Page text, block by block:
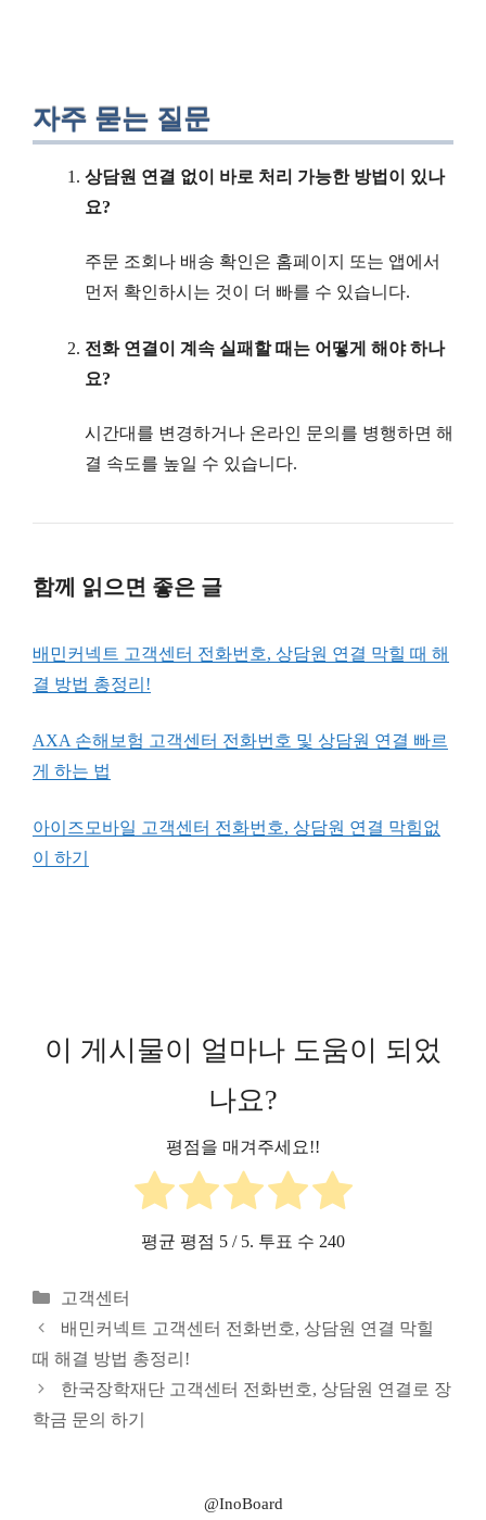
자주 묻는 질문
상담원 연결 없이 바로 처리 가능한 방법이 있나
요?
주문 조회나 배송 확인은 홈페이지 또는 앱에서
먼저 확인하시는 것이 더 빠를 수 있습니다.
전화 연결이 계속 실패할 때는 어떻게 해야 하나
요?
시간대를 변경하거나 온라인 문의를 병행하면 해
결 속도를 높일 수 있습니다.
함께 읽으면 좋은 글
배민커넥트 고객센터 전화번호, 상담원 연결 막힐 때 해
결 방법 총정리!
AXA 손해보험 고객센터 전화번호 및 상담원 연결 빠르
게 하는 법
아이즈모바일 고객센터 전화번호, 상담원 연결 막힘없
이 하기
이 게시물이 얼마나 도움이 되었
나요?
평점을 매겨주세요!!
평균 평점 5 / 5. 투표 수 240
카
테
리
고객센터
배민커넥트 고객센터 전화번호, 상담원 연결 막힐
때 해결 방법 총정리!
한국장학재단 고객센터 전화번호, 상담원 연결로 장
학금 문의 하기
@InoBoard